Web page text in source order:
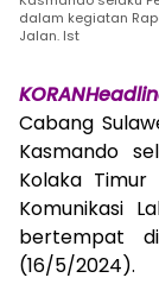
dalam kegiatan
Jalan. Ist
Cabang
Kasmando
Kolaka
Komunikasi
bertempat
(16/5/2024).